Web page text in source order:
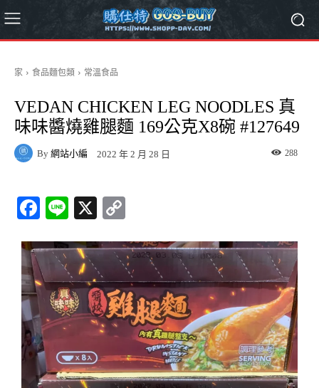
家 食品麵包類 常溫食品
VEDAN CHICKEN LEG NOODLES 真
味味醬燒雞腿麵 169公克X8碗 #127649
By 網站小編 2022 年 2 月 28 日 288
Fa
bo
ok
Li
X
y
Li
nk